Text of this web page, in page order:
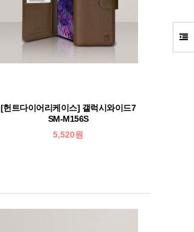
[헌트다이어리케이스] 갤럭시와이드7
SM-M156S
5,520원